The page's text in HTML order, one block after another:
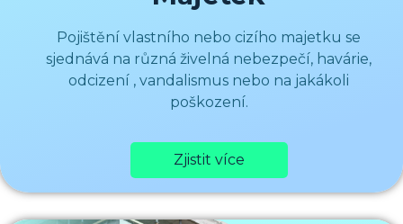
Pojištění vlastního nebo cizího majetku se
sjednává na různá živelná nebezpečí, havárie,
odcizení , vandalismus nebo na jakákoli
poškození.
Zjistit více